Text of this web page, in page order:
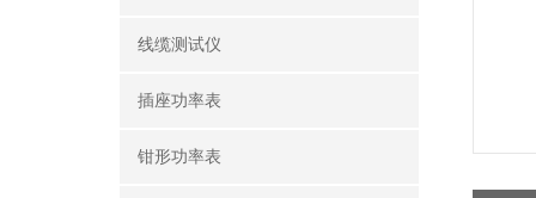
线缆测试仪
插座功率表
钳形功率表